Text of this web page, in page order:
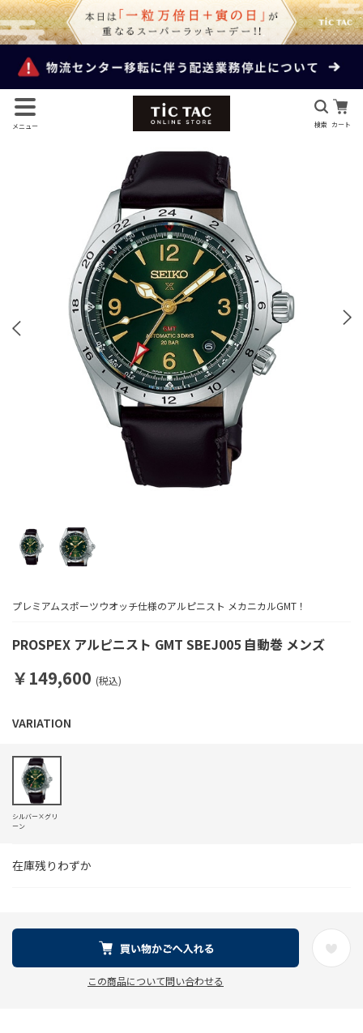
メニュー 検索 カート
PROSPEX アルピニスト GMT SBEJ005 自動巻 メンズ
プレミアムスポーツウオッチ仕様のアルピニスト メカニカルGMT！
￥149,600 (税込)
在庫残りわずか
シルバー×グリ
ーン
この商品について問い合わせる